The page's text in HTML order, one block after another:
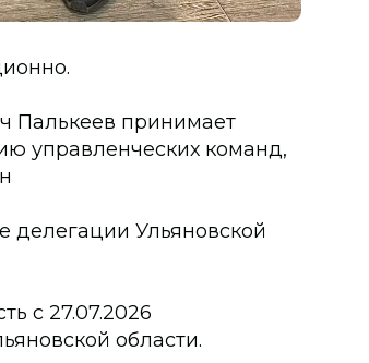
Палькеев принимает
управленческих команд,
делегации Ульяновской
с 27.07.2026
области.